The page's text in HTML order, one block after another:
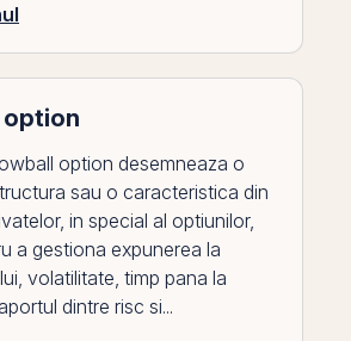
option desemneaza o
sau o caracteristica din
in special al optiunilor,
a gestiona expunerea la
volatilitate, timp pana la
dintre risc si...